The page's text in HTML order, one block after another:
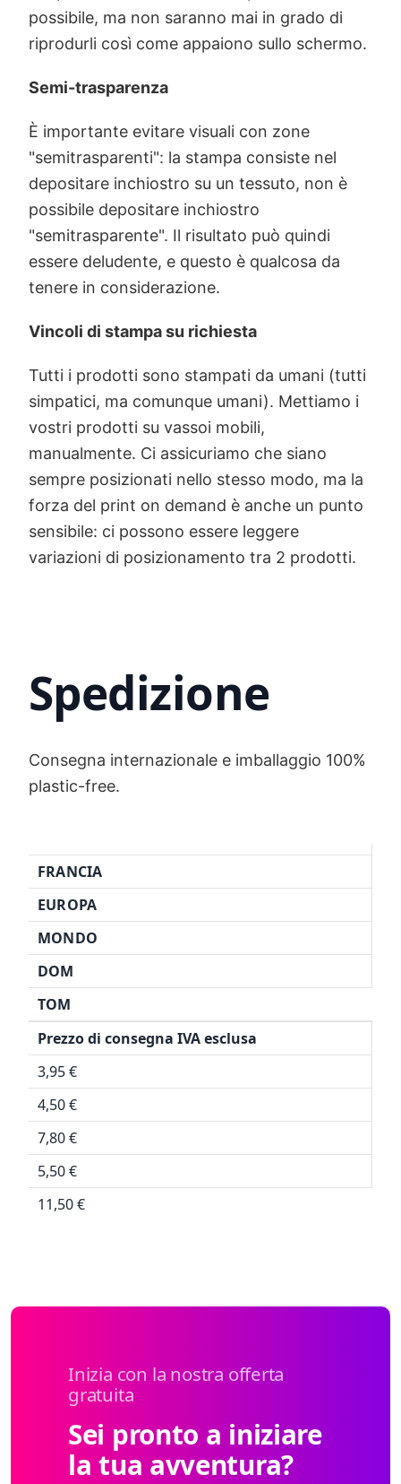
possibile, ma non saranno mai in grado di
riprodurli così come appaiono sullo schermo.
Semi-trasparenza
È importante evitare visuali con zone
"semitrasparenti": la stampa consiste nel
depositare inchiostro su un tessuto, non è
possibile depositare inchiostro
"semitrasparente". Il risultato può quindi
essere deludente, e questo è qualcosa da
tenere in considerazione.
Vincoli di stampa su richiesta
Tutti i prodotti sono stampati da umani (tutti
simpatici, ma comunque umani). Mettiamo i
vostri prodotti su vassoi mobili,
manualmente. Ci assicuriamo che siano
sempre posizionati nello stesso modo, ma la
forza del print on demand è anche un punto
sensibile: ci possono essere leggere
variazioni di posizionamento tra 2 prodotti.
Spedizione
Consegna internazionale e imballaggio 100%
plastic-free.
FRANCIA
EUROPA
MONDO
DOM
TOM
Prezzo di consegna IVA esclusa
3,95 €
4,50 €
7,80 €
5,50 €
11,50 €
Inizia con la nostra offerta
gratuita
Sei pronto a iniziare
la tua avventura?